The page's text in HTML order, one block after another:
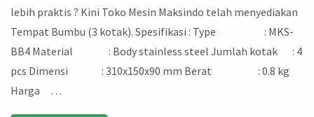
lebih praktis ? Kini Toko Mesin Maksindo telah menyediakan
Tempat Bumbu (3 kotak). Spesifikasi : Type : MKS-
BB4 Material : Body stainless steel Jumlah kotak : 4
pcs Dimensi : 310x150x90 mm Berat : 0.8 kg
Harga …